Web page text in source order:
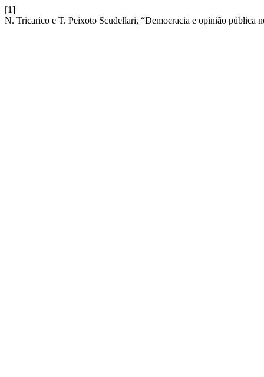
[1]
N. Tricarico e T. Peixoto Scudellari, “Democracia e opinião pública